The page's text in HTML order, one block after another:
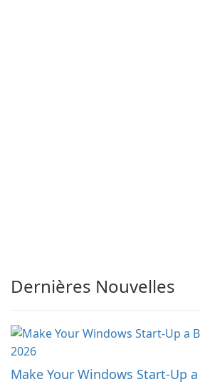
Dernières Nouvelles
Make Your Windows Start-Up